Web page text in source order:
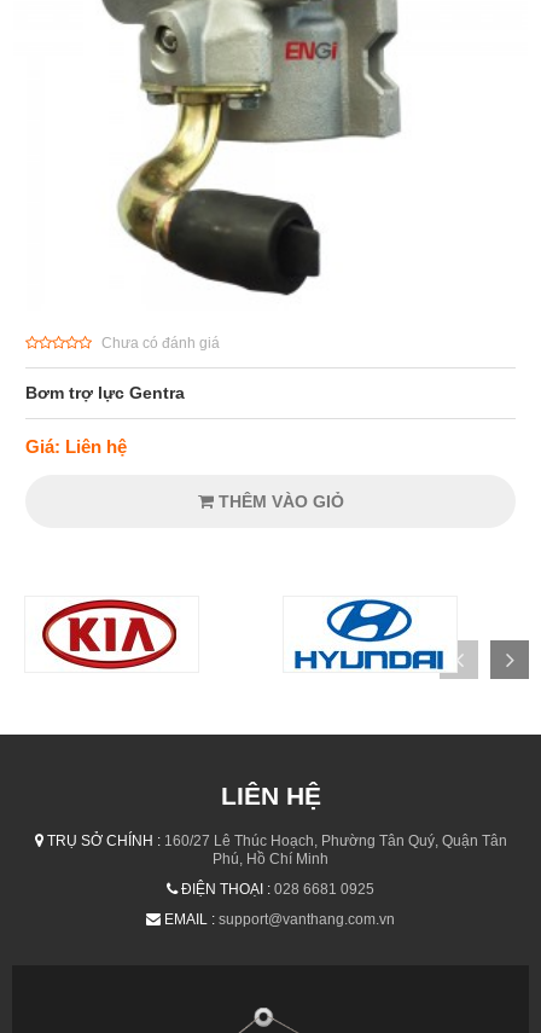
Chưa có đánh giá
Bơm trợ lực Gentra
Giá: Liên hệ
THÊM VÀO GIỎ
LIÊN HỆ
TRỤ SỞ CHÍNH :160/27 Lê Thúc Hoạch, Phường Tân Quý, Quận Tân
Phú, Hồ Chí Minh
ĐIỆN THOẠI : 028 6681 0925
EMAIL : support@vanthang.com.vn